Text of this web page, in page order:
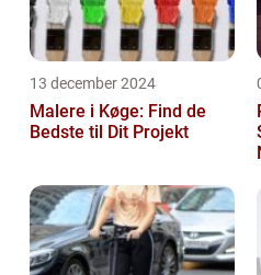
13 december 2024
Malere i Køge: Find de
Bedste til Dit Projekt